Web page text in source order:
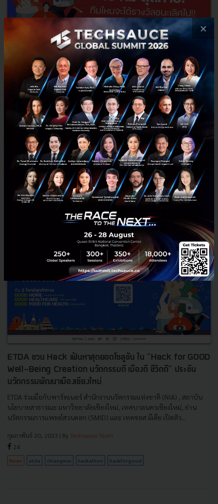
ประกาศรายชื่อผู้ผ่านเข้ารอบ 15 ทีมสุดท้าย กับ “Hack for
GOOD Well-Being Creation นวัตกรรมดี เมืองดี ชีวิตดี”
เฟ้นหาสุดยอด นวัตกรรม พัฒนาเมืองเชียงใหม่
ประกาศรายชื่อผู้ผ่านเข้ารอบ 15 ทีมสุดท้าย กับ “Hack for GOOD Well-
Being Creation นวัตกรรมดี เมืองดี ชีวิตดี” เฟ้นหาสุดยอด นวัตกรรม
พัฒนาเมืองเชียงใหม่...
มีนาคม 23, 2023| ByTechsauce Team
etda hackathon hackforgood
ETDA ชวน Hack เฟ้นหาสุดยอดโซลูชัน ใน “Hack for GOOD
Well-Being Creation นวัตกรรมดี เมืองดี ชีวิตดี” ประชัน
นวัตกรรมพัฒนาเมืองเชียงใหม่
ETDA ร่วมมือกับพาร์ทเนอร์ สำนักงานนวัตกรรมแห่งชาติ (NIA) , สถาบัน
นโยบายสาธารณะ มหาวิทยาลัยเชียงใหม่, เทศบาลนครเชียงใหม่, ย่าน
นวัตกรรมการแพทย์สวนดอก (SMID) และ เทคซอส มีเดีย เปิดตัว...
กุมภาพันธ์ 20, 2023 | By Techsauce Team
24
News etda chiangmai hackathon hackforgood
×